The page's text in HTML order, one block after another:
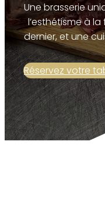
Une brasserie
l’esthétisme à
dernier, et une
Réservez votre